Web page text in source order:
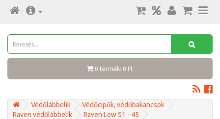
0 termék: 0 Ft
Védőlábbelik
Védőcipők, védőbakancsok
Raven védőlábbelik
Raven Low S1 - 45